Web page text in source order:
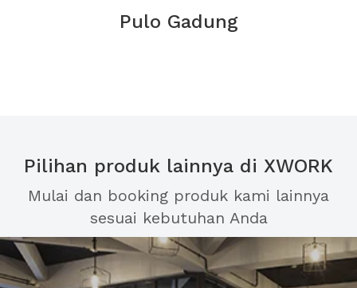
Pulo Gadung
Pilihan produk lainnya di XWORK
Mulai dan booking produk kami lainnya
sesuai kebutuhan Anda